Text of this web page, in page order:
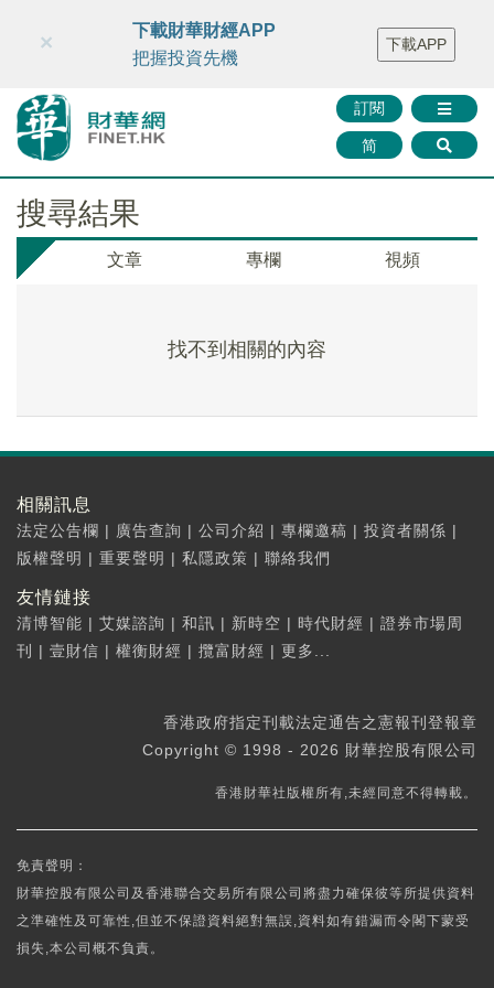
財華智庫網 FINTV FINMETA 財華證券 媒體矩陣
智庫沙龍
聯絡我們
訂閱
简
×
下載財華財經APP
把握投資先機
下載APP
搜尋結果
文章 專欄 視頻
找不到相關的內容
相關訊息
法定公告欄 | 廣告查詢 | 公司介紹 | 專欄邀稿 | 投資者關係 |
版權聲明 | 重要聲明 | 私隱政策 | 聯絡我們
友情鏈接
清博智能 | 艾媒諮詢 | 和訊 | 新時空 | 時代財經 | 證券市場周
刊
| 壹財信 | 權衡財經 | 攬富財經 | 更多...
香港政府指定刊載法定通告之憲報刊登報章
Copyright © 1998 - 2026 財華控股有限公司
香港財華社版權所有,未經同意不得轉載。
免責聲明：
財華控股有限公司及香港聯合交易所有限公司將盡力確保彼等所提供資料
之準確性及可靠性,但並不保證資料絕對無誤,資料如有錯漏而令閣下蒙受
損失,本公司概不負責。